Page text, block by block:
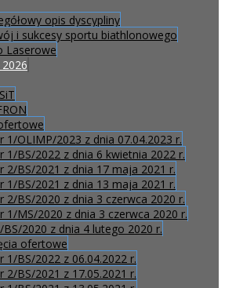
opis dyscypliny
i sukcesy sportu biathlonowego
Laserowe
1/OLIMP/2023 z dnia 07.04.2023 r.
1/BS/2022 z dnia 6 kwietnia 2022 r.
2/BS/2021 z dnia 17 maja 2021 r.
1/BS/2021 z dnia 13 maja 2021 r.
2/BS/2020 z dnia 3 czerwca 2020 r.
1/MS/2020 z dnia 3 czerwca 2020 r.
BS/2020 z dnia 4 lutego 2020 r.
ofertowe
1/BS/2022 z 06.04.2022 r.
2/BS/2021 z 17.05.2021 r.